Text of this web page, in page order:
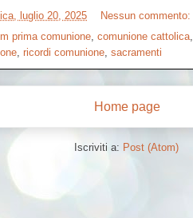
luglio 20, 2025
Nessun commento:
prima comunione, comunione cattolica,
, ricordi comunione, sacramenti
Home page
Iscriviti a: Post (Atom)